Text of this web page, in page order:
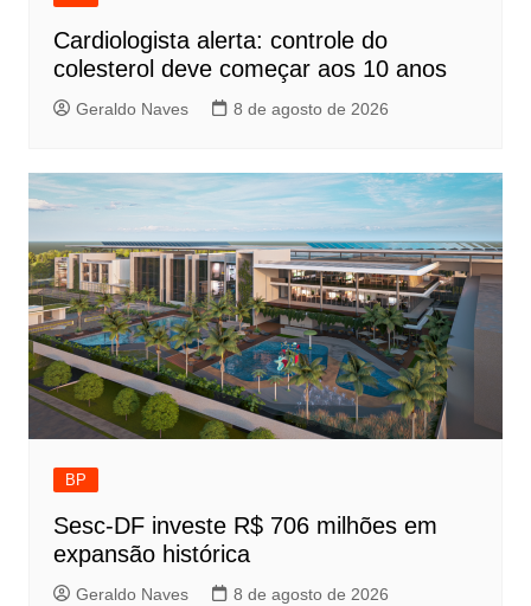
Cardiologista alerta: controle do
colesterol deve começar aos 10 anos
Geraldo Naves 8 de agosto de 2026
BP
Sesc-DF investe R$ 706 milhões em
expansão histórica
Geraldo Naves 8 de agosto de 2026